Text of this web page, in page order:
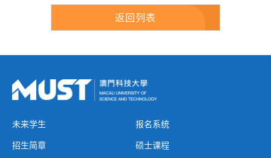
返回列表
未来学生 报名系统
招生简章 硕士课程